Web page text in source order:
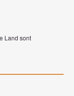
Land sont